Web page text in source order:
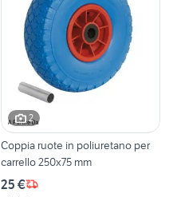
2
Coppia ruote in poliuretano per
carrello 250x75 mm
25 €